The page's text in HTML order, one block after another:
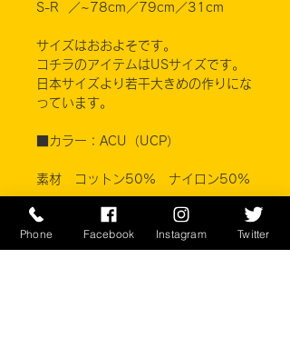
S-R ／~78cm／79cm／31cm
サイズはおおよそです。
コチラのアイテムはUSサイズです。
日本サイズより若干大きめの作りにな
っています。
■カラー：ACU（UCP）
素材 コットン50% ナイロン50%
※ご注意ください
実店舗と在庫共有しているため、注文
Phone Facebook Instagram Twitter